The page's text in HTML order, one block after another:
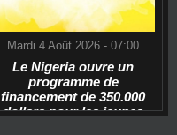
Mardi 4 Août 2026 - 07:00
Le Nigeria ouvre un
programme de
financement de 350.000
dollars pour les jeunes